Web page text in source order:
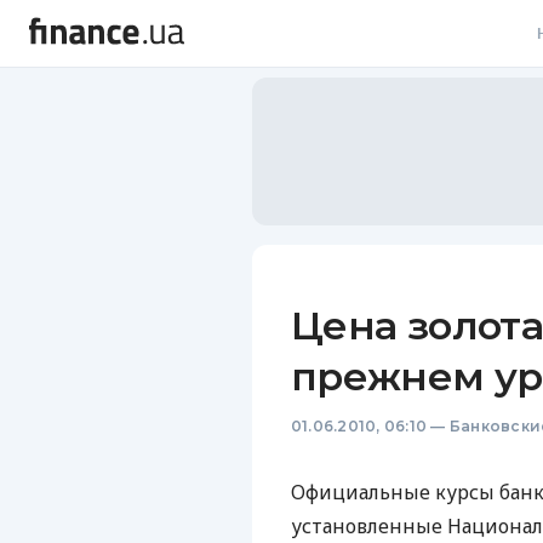
Цена
прежнем
01.06.2010, 06:10 —
Официальные курсы
установленные